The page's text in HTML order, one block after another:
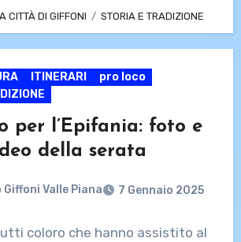
CITTÀ DI GIFFONI STORIA E TRADIZIONE
ITINERARI
pro loco
per l’Epifania: foto e
della serata
Giffoni Valle Piana 7 Gennaio 2025
coloro che hanno assistito al